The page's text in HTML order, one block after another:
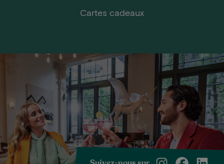
Cartes cadeaux